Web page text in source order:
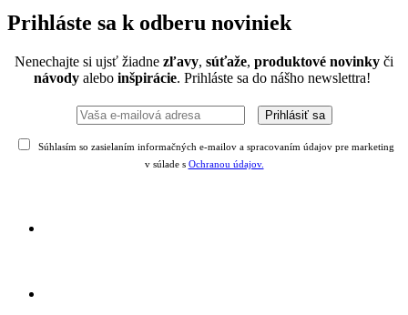
Prihláste sa k odberu noviniek
Nenechajte si ujsť žiadne zľavy, súťaže, produktové novinky či
návody alebo inšpirácie. Prihláste sa do nášho newslettra!
Súhlasím so zasielaním informačných e-mailov a spracovaním údajov pre marketing
v súlade s Ochranou údajov.